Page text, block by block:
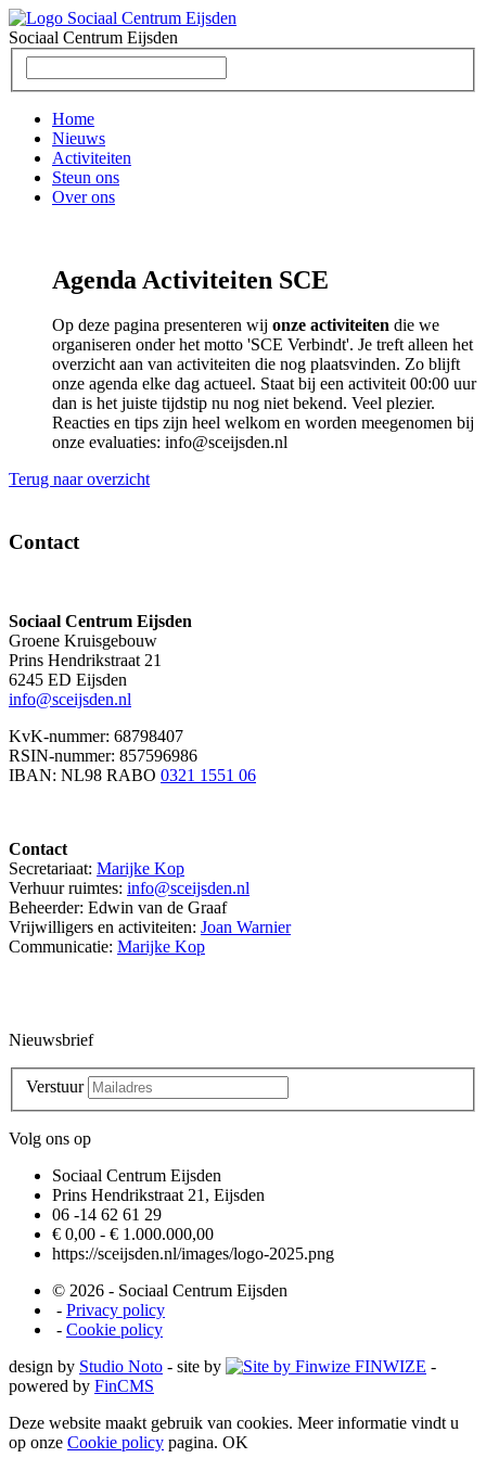
Sociaal Centrum Eijsden
Home
Nieuws
Activiteiten
Steun ons
Over ons
Agenda Activiteiten SCE
Op deze pagina presenteren wij onze activiteiten die we
organiseren onder het motto 'SCE Verbindt'. Je treft alleen het
overzicht aan van activiteiten die nog plaatsvinden. Zo blijft
onze agenda elke dag actueel. Staat bij een activiteit 00:00 uur
dan is het juiste tijdstip nu nog niet bekend. Veel plezier.
Reacties en tips zijn heel welkom en worden meegenomen bij
onze evaluaties: info@sceijsden.nl
Terug naar overzicht
Contact
Sociaal Centrum Eijsden
Groene Kruisgebouw
Prins Hendrikstraat 21
6245 ED Eijsden
info@sceijsden.nl
KvK-nummer: 68798407
RSIN-nummer: 857596986
IBAN: NL98 RABO 0321 1551 06
Contact
Secretariaat: Marijke Kop
Verhuur ruimtes: info@sceijsden.nl
Beheerder: Edwin van de Graaf
Vrijwilligers en activiteiten: Joan Warnier
Communicatie: Marijke Kop
Nieuwsbrief
Verstuur
Volg ons op
Sociaal Centrum Eijsden
Prins Hendrikstraat 21, Eijsden
06 -14 62 61 29
€ 0,00 - € 1.000.000,00
https://sceijsden.nl/images/logo-2025.png
© 2026 - Sociaal Centrum Eijsden
- Privacy policy
- Cookie policy
design by Studio Noto - site by FINWIZE -
powered by FinCMS
Deze website maakt gebruik van cookies. Meer informatie vindt u
op onze Cookie policy pagina. OK